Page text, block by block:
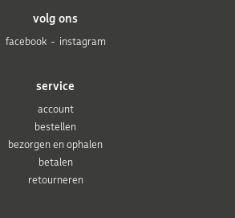
service
account
bestellen
bezorgen en ophalen
betalen
retourneren
volg ons
facebook
instagram